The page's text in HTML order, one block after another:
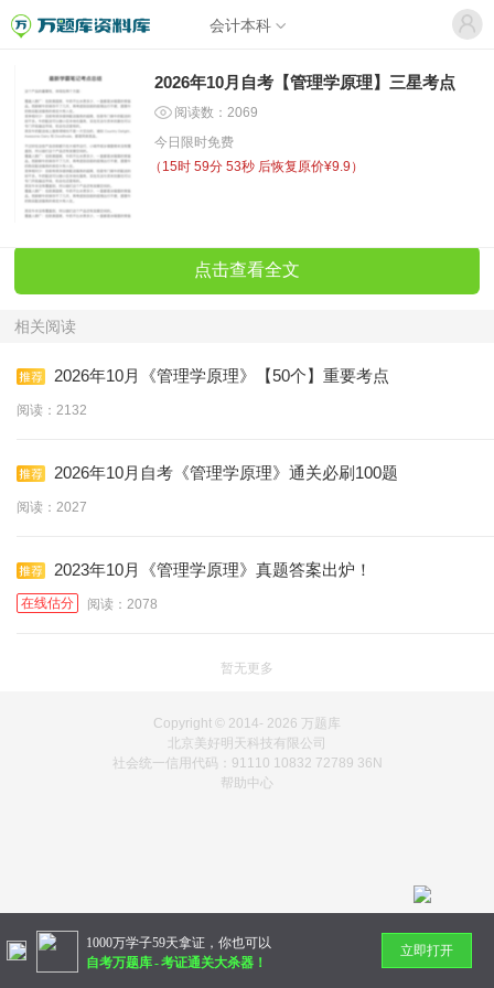
会计本科
2026年10月自考【管理学原理】三星考点
阅读数：2069
今日限时免费
（ 15时 59分 52秒 后恢复原价¥9.9）
点击查看全文
相关阅读
2026年10月《管理学原理》【50个】重要考点
阅读：2132
2026年10月自考《管理学原理》通关必刷100题
阅读：2027
2023年10月《管理学原理》真题答案出炉！
在线估分 阅读：2078
暂无更多
Copyright © 2014- 2026 万题库
北京美好明天科技有限公司
社会统一信用代码：91110 10832 72789 36N
帮助中心
1000万学子59天拿证，你也可以
自考万题库-考证通关大杀器！
立即打开